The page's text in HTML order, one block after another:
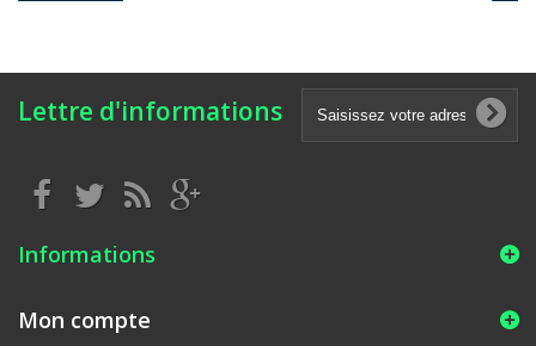
Lettre d'informations
Informations
Mon compte